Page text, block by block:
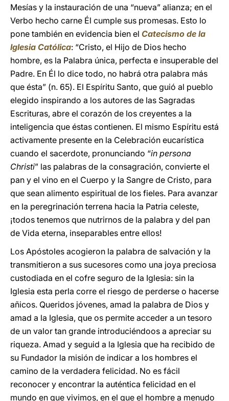
Mesías y la instauración de una “nueva” alianza; en el
Verbo hecho carne Él cumple sus promesas. Esto lo
pone también en evidencia bien el Catecismo de la
Iglesia Católica: “Cristo, el Hijo de Dios hecho
hombre, es la Palabra única, perfecta e insuperable del
Padre. En Él lo dice todo, no habrá otra palabra más
que ésta” (n. 65). El Espíritu Santo, que guió al pueblo
elegido inspirando a los autores de las Sagradas
Escrituras, abre el corazón de los creyentes a la
inteligencia que éstas contienen. El mismo Espíritu está
activamente presente en la Celebración eucarística
cuando el sacerdote, pronunciando “in persona
Christi” las palabras de la consagración, convierte el
pan y el vino en el Cuerpo y la Sangre de Cristo, para
que sean alimento espiritual de los fieles. Para avanzar
en la peregrinación terrena hacia la Patria celeste,
¡todos tenemos que nutrirnos de la palabra y del pan
de Vida eterna, inseparables entre ellos!
Los Apóstoles acogieron la palabra de salvación y la
transmitieron a sus sucesores como una joya preciosa
custodiada en el cofre seguro de la Iglesia: sin la
Iglesia esta perla corre el riesgo de perderse o hacerse
añicos. Queridos jóvenes, amad la palabra de Dios y
amad a la Iglesia, que os permite acceder a un tesoro
de un valor tan grande introduciéndoos a apreciar su
riqueza. Amad y seguid a la Iglesia que ha recibido de
su Fundador la misión de indicar a los hombres el
camino de la verdadera felicidad. No es fácil
reconocer y encontrar la auténtica felicidad en el
mundo en que vivimos, en el que el hombre a menudo